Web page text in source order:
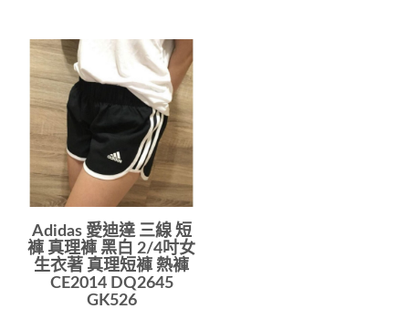
Adidas 愛迪達 三線 短
褲 真理褲 黑白 2/4吋女
生衣著 真理短褲 熱褲
CE2014 DQ2645
GK526